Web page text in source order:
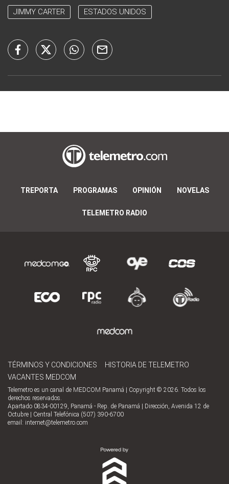
JIMMY CARTER ESTADOS UNIDOS
TREPORTA PROGRAMAS OPINIÓN NOVELAS
TELEMETRO RADIO
TÉRMINOS Y CONDICIONES
HISTORIA DE TELEMETRO
VACANTES MEDCOM
Telemetro es un canal de MEDCOM Panamá | Copyright © 2026. Todos los
derechos reservados.
Apartado 0834-00129, Panamá - Rep. de Panamá | Dirección, Avenida 12 de
Octubre | Central Telefónica (507) 390-6700
email: internet@telemetro.com